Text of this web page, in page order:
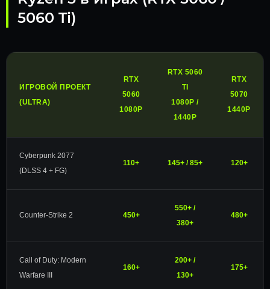
5060 Ti)
ИГРОВОЙ ПРОЕКТ
(ULTRA)
RTX
5060
1080P
RTX 5060
TI
1080P /
1440P
RTX
5070
1440P
Cyberpunk 2077
(DLSS 4 + FG)
110+ 145+ / 85+ 120+
Counter-Strike 2 450+
550+ /
380+
480+
Call of Duty: Modern
Warfare III
160+
200+ /
130+
175+